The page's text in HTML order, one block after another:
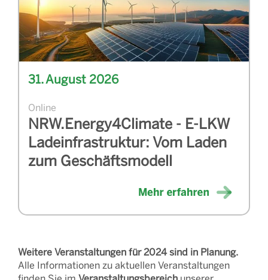
31. August 2026
Online
NRW.Energy4Climate - E-LKW
Ladeinfrastruktur: Vom Laden
zum Geschäftsmodell
Weitere Veranstaltungen für 2024 sind in Planung.
Alle Informationen zu aktuellen Veranstaltungen